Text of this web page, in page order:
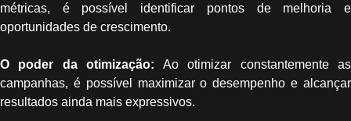
métricas, é possível identificar pontos de melhoria e
oportunidades de crescimento.
O poder da otimização: Ao otimizar constantemente as
campanhas, é possível maximizar o desempenho e alcançar
resultados ainda mais expressivos.